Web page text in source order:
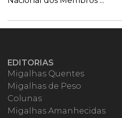
EDITORIAS
Migalhas Quentes
Migalhas de Peso
Colunas
Migalhas Amanhecidas